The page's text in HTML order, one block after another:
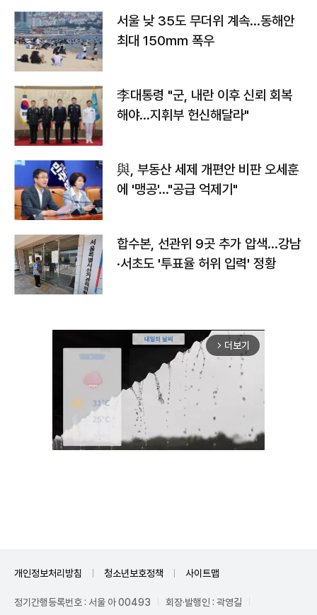
서울 낮 35도 무더위 계속…동해안
최대 150㎜ 폭우
李대통령 "군, 내란 이후 신뢰 회복
해야…지휘부 헌신해달라"
與, 부동산 세제 개편안 비판 오세훈
에 '맹공'…"공급 억제기"
합수본, 선관위 9곳 추가 압색…강남
·서초도 '투표율 허위 입력' 정황
arrow_forward_ios 더보기
개인정보처리방침 청소년보호정책 사이트맵
정기간행등록번호 : 서울 아 00493 회장·발행인 : 곽영길